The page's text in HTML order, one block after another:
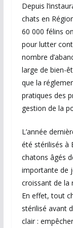
Depuis
chats en
60 000 félins
pour lutter
nombre
large de bien-
que la
pratiques des
gestion de la
L’année
été stérilisés à
chatons âgés
importante de
croissant de la
En effet, tout
stérilisé avant
clair :